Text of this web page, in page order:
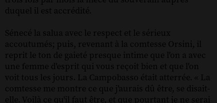
duquel il est accrédité.
Sénecé la salua avec le respect et le sérieux
accoutumés; puis, revenant à la comtesse Orsini, il
reprit le ton de gaieté presque intime que l'on a avec
une femme d'esprit qui vous reçoit bien et que l'on
voit tous les jours. La Campobasso était atterrée. « La
comtesse me montre ce que j'aurais dû être, se disait-
elle. Voilà ce qu'il faut être, et que pourtant je ne serai